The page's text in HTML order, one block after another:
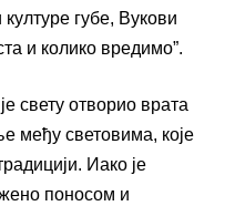
губе, Вукови
и колико вредимо”.
свету отворио врата
међу световима, које
Иако је
поносом и